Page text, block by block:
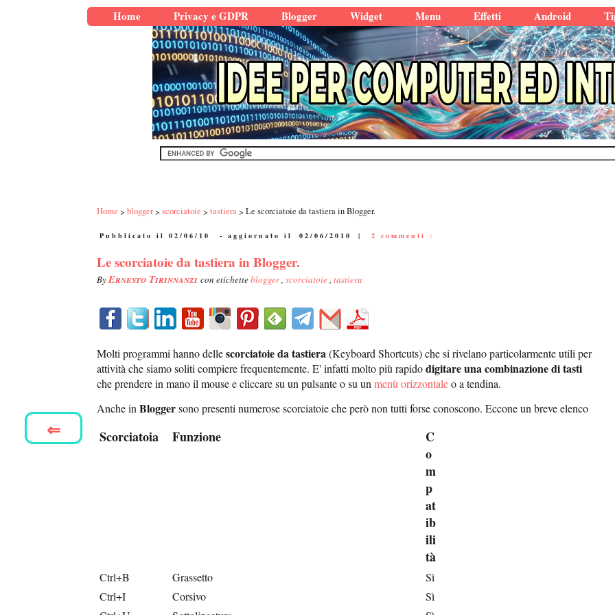
Home Privacy e GDPR Blogger Widget Menu Effetti Android
Home blogger scorciatoie tastiera Le scorciatoie da tastiera in Blogger.
Pubblicato il 02/06/10 - aggiornato il 02/06/2010 | 2 commenti :
Le scorciatoie da tastiera in Blogger.
ByErnesto Tirinnanzi con etichetteblogger, scorciatoie, tastiera
Molti programmi hanno dellescorciatoie da tastiera(Keyboard Shortcuts) che si rivelano particolarmente utili per
attività che siamo soliti compiere frequentemente. E' infatti molto più rapidodigitare una combinazione di tasti
che prendere in mano il mouse e cliccare su un pulsante o su un menù orizzontaleo a tendina.
Anche in Bloggersono presenti numerose scorciatoie che però non tutti forse conoscono. Eccone un breve elenco
Scorciatoia Funzione
C
o
m
p
at
ib
ili
tà
Ctrl+B Grassetto
Sì
Ctrl+I
Corsivo
Sì
⇐